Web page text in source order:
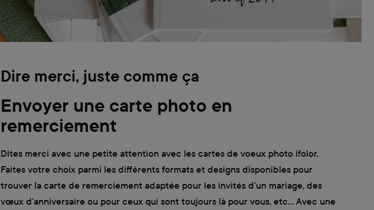
Dire merci, juste comme ça
Envoyer une carte photo en
remerciement
Dites merci avec une petite attention avec les cartes de voeux photo ifolor.
Faites votre choix parmi les différents formats et designs disponibles pour
trouver la carte de remerciement adaptée pour les invités d'un mariage, des
vœux d'anniversaire ou pour ceux qui sont toujours là pour vous, etc... Avec une